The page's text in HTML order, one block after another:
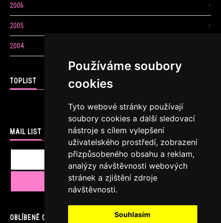
Používáme soubory
cookies
Tyto webové stránky používají
soubory cookies a další sledovací
nástroje s cílem vylepšení
uživatelského prostředí, zobrazení
přizpůsobeného obsahu a reklam,
analýzy návštěvnosti webových
stránek a zjištění zdroje
návštěvnosti.
Souhlasím
2006
2005
2004
TOPLIST
MAIL LIST
OBLÍBENÉ ODKAZY